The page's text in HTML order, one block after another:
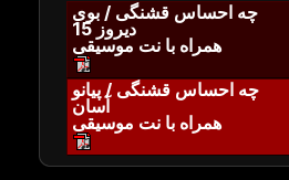
چه احساس قشنگی / بوی
دیروز 15
همراه با نت موسیقی
چه احساس قشنگی / پیانو
آسان
همراه با نت موسیقی